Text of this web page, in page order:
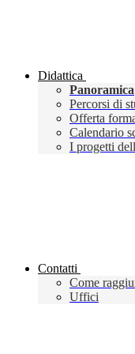
Didattica
Panoramica
Percorsi di
Offerta
Calendario
I progetti
Contatti
Come
Uffici